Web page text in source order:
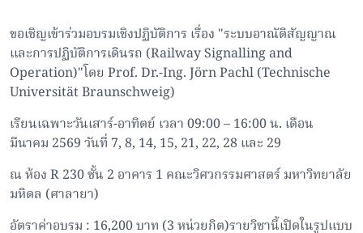
ขอเชิญเข้าร่วมอบรมเชิงปฏิบัติการ เรื่อง "ระบบอาณัติสัญญาณ
และการปฏิบัติการเดินรถ (Railway Signalling and
Operation)"โดย Prof. Dr.-Ing. Jörn Pachl (Technische
Universität Braunschweig)
เรียนเฉพาะวันเสาร์-อาทิตย์ เวลา 09:00 – 16:00 น. เดือน
มีนาคม 2569 วันที่ 7, 8, 14, 15, 21, 22, 28 และ 29
ณ ห้อง R 230 ชั้น 2 อาคาร 1 คณะวิศวกรรมศาสตร์ มหาวิทยาลัย
มหิดล (ศาลายา)
อัตราค่าอบรม : 16,200 บาท (3 หน่วยกิต)รายวิชานี้เปิดในรูปแบบ